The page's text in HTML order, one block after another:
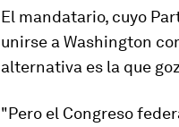
El mandatario, cuyo
unirse a Washington
alternativa es la que
"Pero el Congreso